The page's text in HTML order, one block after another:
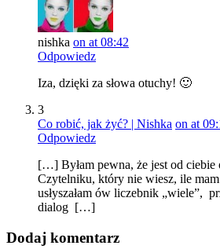
nishka on at 08:42
Odpowiedz
Iza, dzięki za słowa otuchy! 🙂
3
Co robić, jak żyć? | Nishka on at
Odpowiedz
[…] Byłam pewna, że jest od
Czytelniku, który nie wiesz, ile
usłyszałam ów liczebnik „wiele”,
dialog […]
Dodaj komentarz